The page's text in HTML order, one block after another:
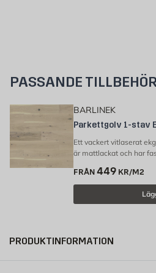
PASSANDE TILLBEHÖR
BARLINEK
Parkettgolv 1-stav
Ett vackert vitlaserat
är mattlackat och har
lägga med
lägganvisning i varje
FRÅN 449 KR/M2
PRODUKTINFORMATION